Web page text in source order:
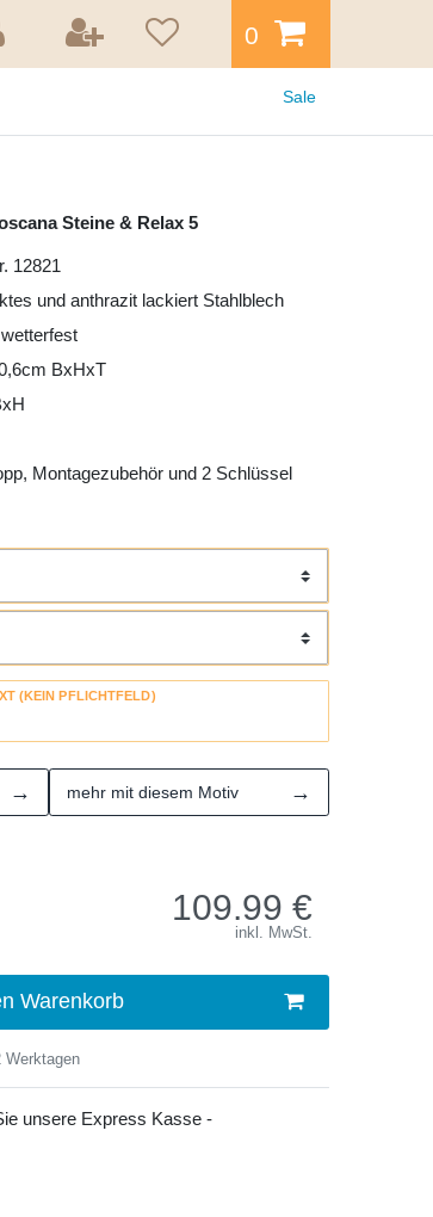
0
Sale
Steine & Relax 5
12821
und anthrazit lackiert Stahlblech
BxHxT
Montagezubehör und 2 Schlüssel
(KEIN PFLICHTFELD)
→ mehr mit diesem Motiv →
109.99 €
inkl. MwSt.
Warenkorb
Werktagen
unsere Express Kasse -